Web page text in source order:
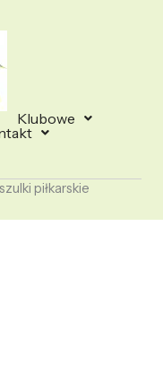
Klubowe
piłkarskie